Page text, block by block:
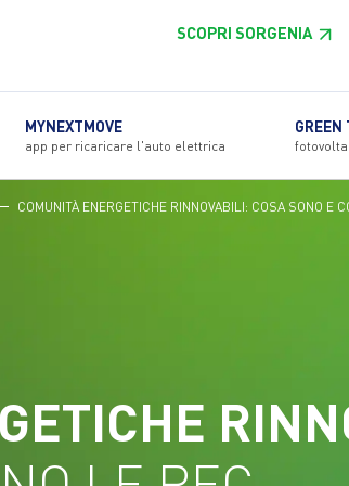
SCOPRI SORGENIA
MYNEXTMOVE
app per ricaricare l'auto elettrica
GREEN
COMUNITÀ ENERGETICHE RINNOVABILI: COSA SONO E